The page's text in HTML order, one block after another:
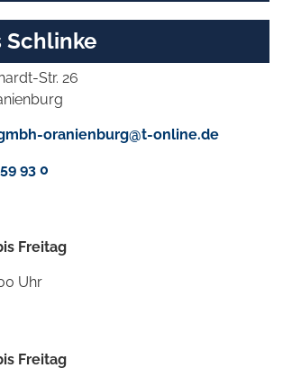
Schlinke
Str. 26
oranienburg@t-online.de
93 0
Freitag
Uhr
Freitag